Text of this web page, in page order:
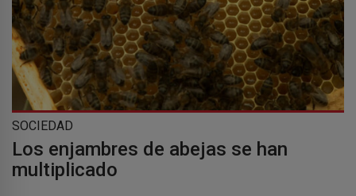
SOCIEDAD
Los enjambres de abejas se han
multiplicado